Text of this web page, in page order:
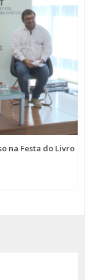
na Festa do Livro